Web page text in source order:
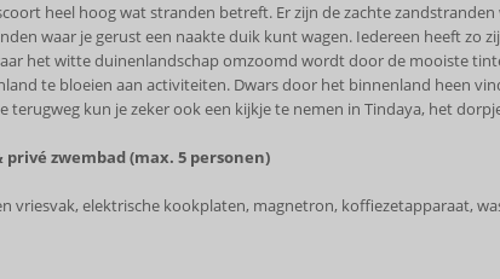
heel hoog wat stranden betreft. Er zijn de zachte
waar je gerust een naakte duik kunt wagen. Iedereen heeft zo
het witte duinenlandschap omzoomd wordt door de mooiste
te bloeien aan activiteiten. Dwars door het binnenland heen
terugweg kun je zeker ook een kijkje te nemen in Tindaya, het
zwembad (max. 5 personen)
vriesvak, elektrische kookplaten, magnetron, koffiezetapparaat,